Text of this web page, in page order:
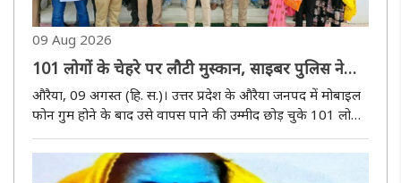
09 Aug 2026
101 लोगों के चेहरे पर लौटी मुस्कान, साइबर पुलिस ने
खोज निकाले 25 लाख के मोबाइल
औरैया, 09 अगस्त (हि. स.)। उत्तर प्रदेश के औरैया जनपद में मोबाइल
फोन गुम होने के बाद उसे वापस पाने की उम्मीद छोड़ चुके 101 लोगों
पुलिस ने उनके खोए हुए मोबाइल फोन बरामद कर लिए। पुलिस ने
विभिन्न..